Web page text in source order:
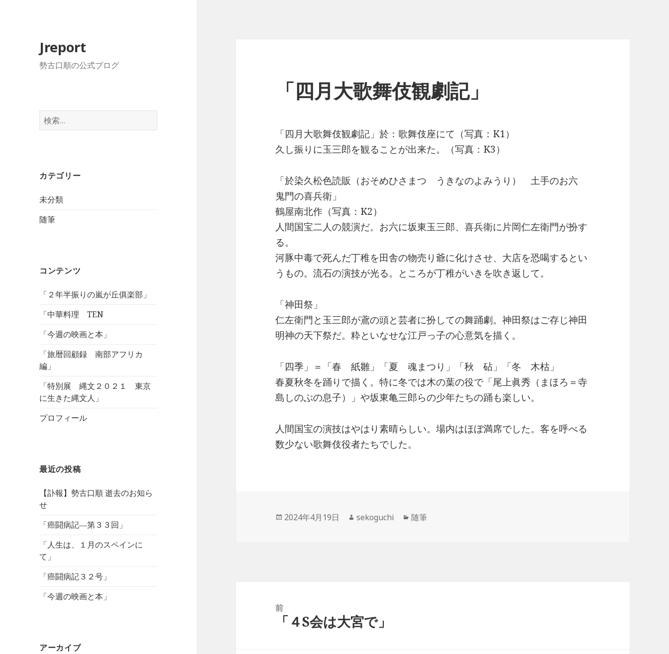
Jreport
勢古口順の公式ブログ
検
索
カテゴリー
未分類
随筆
コンテンツ
「２年半振りの嵐が丘俱楽部」
「中華料理 TEN
「今週の映画と本」
「旅暦回顧録 南部アフリカ
編」
「特別展 縄文２０２１ 東京
に生きた縄文人」
プロフィール
最近の投稿
【訃報】勢古口順 逝去のお知ら
せ
「癌闘病記―第３３回」
「人生は、１月のスペインに
て」
「癌闘病記３２号」
「今週の映画と本」
アーカイブ
「四月大歌舞伎観劇記」
「四月大歌舞伎観劇記」於：歌舞伎座にて（写真：K1）
久し振りに玉三郎を観ることが出来た。（写真：K3）
「於染久松色読販（おそめひさまつ うきなのよみうり） 土手のお六
鬼門の喜兵衛」
鶴屋南北作（写真：K2）
人間国宝二人の競演だ。お六に坂東玉三郎、喜兵衛に片岡仁左衛門が扮す
る。
河豚中毒で死んだ丁稚を田舎の物売り爺に化けさせ、大店を恐喝するとい
うもの。流石の演技が光る。ところが丁稚がいきを吹き返して。
「神田祭」
仁左衛門と玉三郎が鳶の頭と芸者に扮しての舞踊劇。神田祭はご存じ神田
明神の天下祭だ。粋といなせな江戸っ子の心意気を描く。
「四季」＝「春 紙雛」「夏 魂まつり」「秋 砧」「冬 木枯」
春夏秋冬を踊りで描く。特に冬では木の葉の役で「尾上眞秀（まほろ＝寺
島しのぶの息子）」や坂東亀三郎らの少年たちの踊も楽しい。
人間国宝の演技はやはり素晴らしい。場内はほぼ満席でした。客を呼べる
数少ない歌舞伎役者たちでした。
投
2024年4月19日
作
sekoguchi
カ
随筆
前
前「４S会は大宮で」